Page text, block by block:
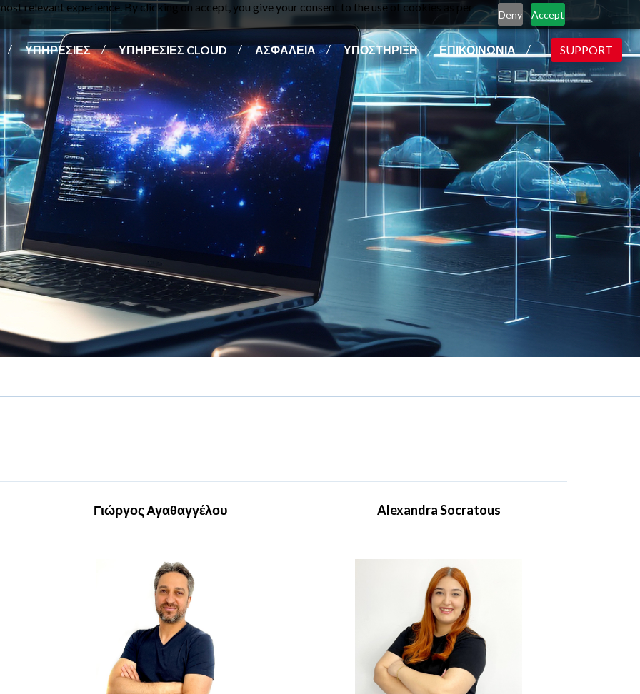
relevant experience. By clicking on accept, you give your consent to the use of cookies as per
Deny Accept
SUPPORT
ΥΠΗΡΕΣΙΕΣ ΥΠΗΡΕΣΙΕΣ CLOUD ΑΣΦΑΛΕΙΑ ΥΠΟΣΤΗΡΙΞΗ ΕΠΙΚΟΙΝΩΝΙΑ
Γιώργος Αγαθαγγέλου
Ο Γιώργος Αγαθαγγέλου είναι συνέταιρος και
Διευθυντής Επαγγελματικών Υπηρεσιών στην
IBSCY Ltd. Διαθέτει πτυχίο BSc στην
Πληροφορική & Τεχνολογία από το University
of Surrey, καθώς και μεταπτυχιακό MSc στα
Συστήματα Υπολογιστών και Δικτύων από το
LBS University. Είναι μέλος της British
Computer Society, πιστοποιημένος Υπεύθυνος
Προστασίας Δεδομένων (DPO), Εσωτερικός
Ελεγκτής και ειδικός σε πληθώρα τεχνολογιών
Alexandra Socratous
Γνωρίστε την Αλεξάνδρα Σωκράτους, μέλος της
ομάδας Πωλήσεων της IBSCY Ltd. Είναι
κάτοχος πτυχίου Διοίκησης Επιχειρήσεων και
Δημόσιας Διοίκησης από το Πανεπιστήμιο
Κύπρου. Εντάχθηκε στην εταιρεία μας τον Μάιο
Η Αλεξάνδρα κατέχει τη θέση της Υπεύθυνης
Πωλήσεων. Στο πλαίσιο των αρμοδιοτήτων της,
είναι υπεύθυνη για την παραλαβή και
επεξεργασία παραγγελιών αγοράς, την έκδοση